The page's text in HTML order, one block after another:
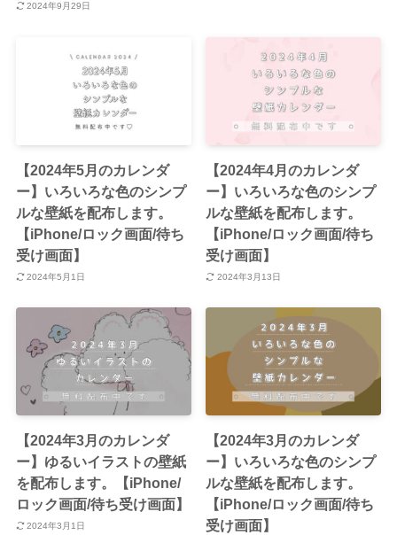
2024年9月29日
【2024年5月のカレンダ
ー】いろいろな色のシンプ
ルな壁紙を配布します。
【iPhone/ロック画面/待ち
受け画面】
2024年5月1日
【2024年4月のカレンダ
ー】いろいろな色のシンプ
ルな壁紙を配布します。
【iPhone/ロック画面/待ち
受け画面】
2024年3月13日
【2024年3月のカレンダ
ー】ゆるいイラストの壁紙
を配布します。【iPhone/
ロック画面/待ち受け画面】
2024年3月1日
【2024年3月のカレンダ
ー】いろいろな色のシンプ
ルな壁紙を配布します。
【iPhone/ロック画面/待ち
受け画面】